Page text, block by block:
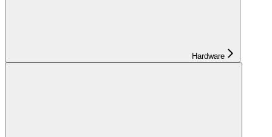
Hardware